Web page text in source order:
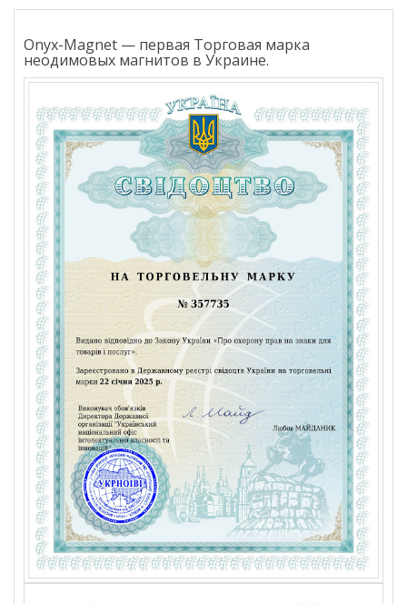
Onyx-Magnet — первая Торговая марка
неодимовых магнитов в Украине.